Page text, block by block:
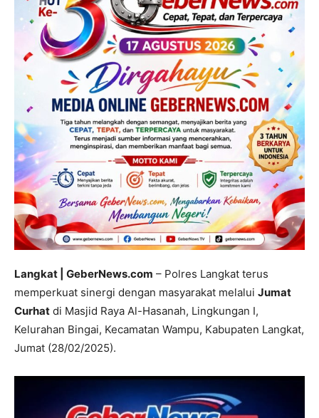
Langkat | GeberNews.com – Polres Langkat terus
memperkuat sinergi dengan masyarakat melalui Jumat
Curhat di Masjid Raya Al-Hasanah, Lingkungan I,
Kelurahan Bingai, Kecamatan Wampu, Kabupaten Langkat,
Jumat (28/02/2025).